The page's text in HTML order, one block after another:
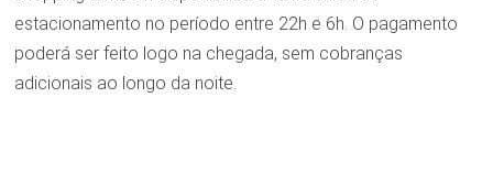
estacionamento no período entre 22h e 6h. O pagamento
poderá ser feito logo na chegada, sem cobranças
adicionais ao longo da noite.